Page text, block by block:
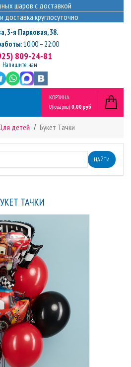
шаров с доставкой
доставка круглосуточно
,3-я Парковая, 38.
10:00 – 22:00
809-24-81
Напишите нам
КОРЗИНА
0(товаров) 0,00 руб
детей Букет Тачки
НАЙТИ
ТАЧКИ